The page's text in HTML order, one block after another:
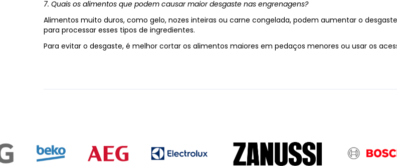
7. Quais os alimentos que podem causar maior desgaste nas engrenagens?
Alimentos muito duros, como gelo, nozes inteiras ou carne congelada, podem aumentar o
para processar esses tipos de ingredientes.
Para evitar o desgaste, é melhor cortar os alimentos maiores em pedaços menores ou usar os